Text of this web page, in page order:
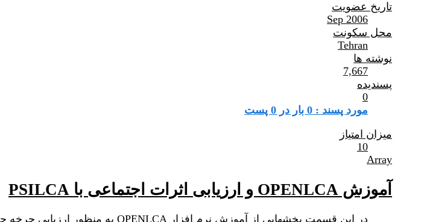
تاریخ عضویت
Sep 2006
محل سکونت
Tehran
نوشته ها
7,667
پسندیده
0
مورد پسند : 0 بار در 0 پست
میزان امتیاز
10
Array
آموزش OPENLCA و ارزیابی اثرات اجتماعی با PSILCA
در این قسمت بخشهایی از آموزش نرم افزار OPENLCA به منظور ارزیابی چرخه حیات محصولات و فرایندها قرار داده خواهد شد.